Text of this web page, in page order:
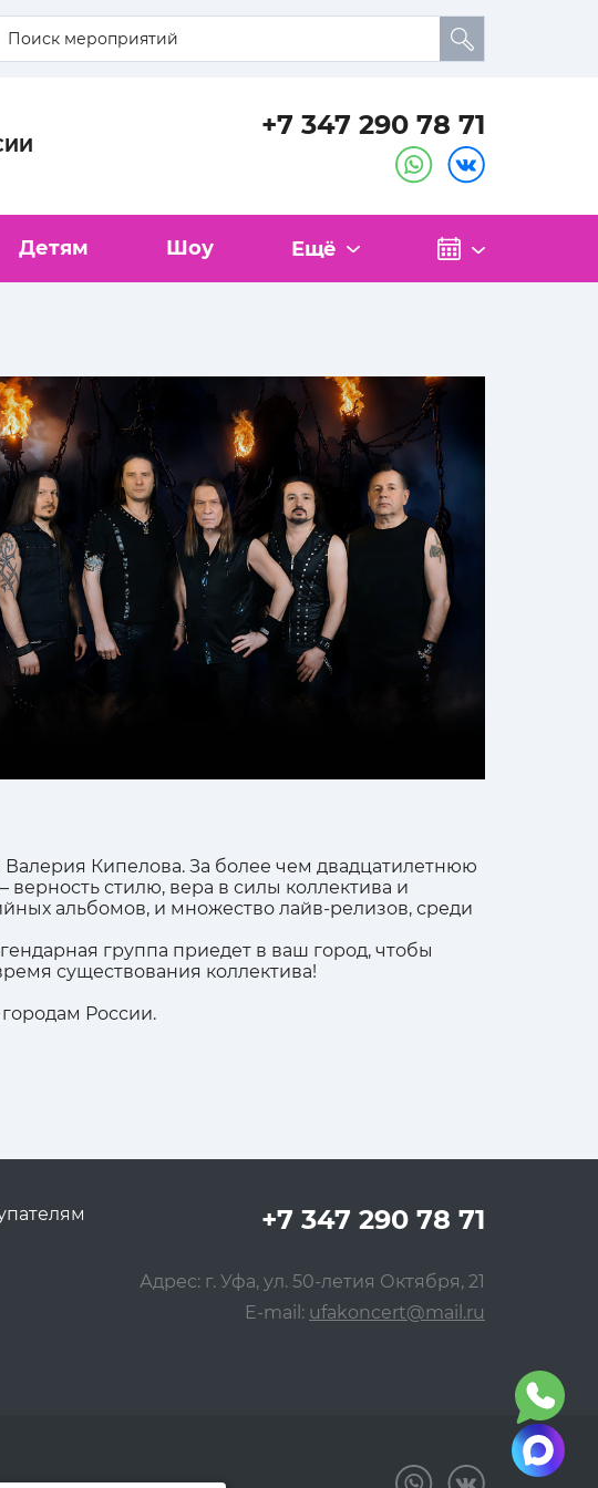
+7 347 290 78 71
Детям Шоу Ещё
Кипелова. За более чем двадцатилетнюю
стилю, вера в силы коллектива и
альбомов, и множество лайв-релизов, среди
группа приедет в ваш город, чтобы
существования коллектива!
России.
+7 347 290 78 71
Адрес: г. Уфа, ул. 50-летия Октября, 21
E-mail: ufakoncert@mail.ru